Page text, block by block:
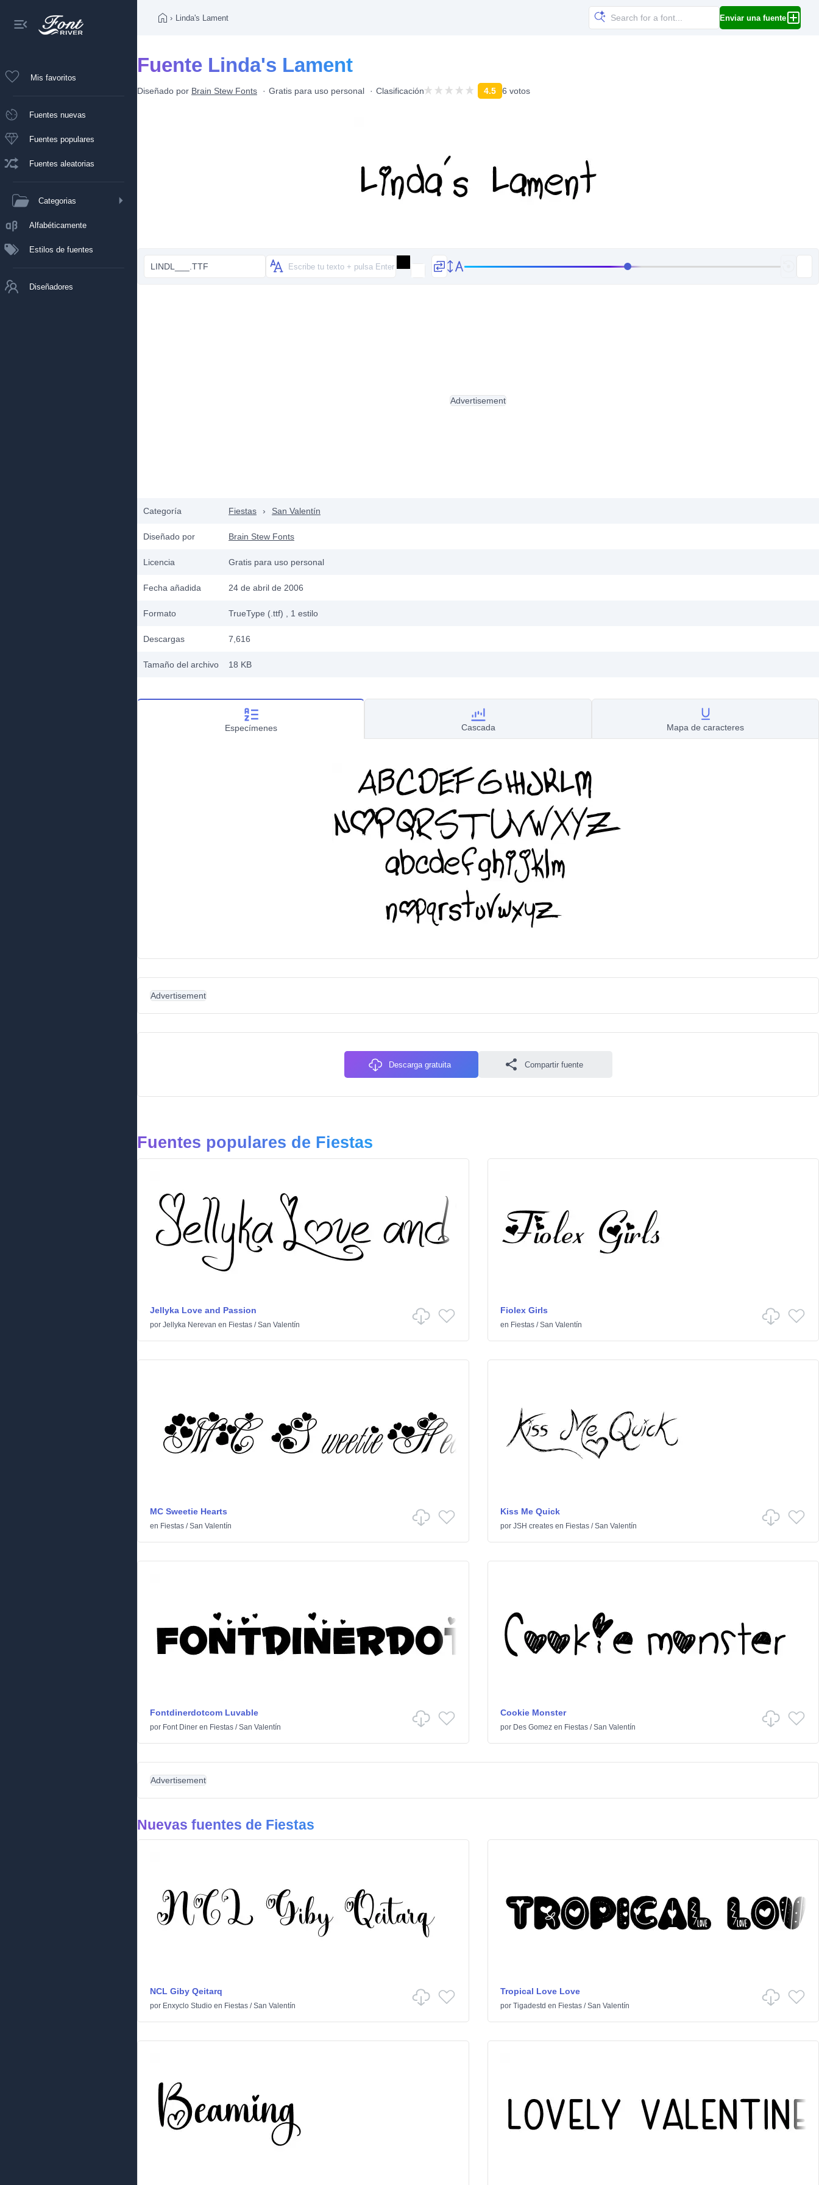
Mis favoritos
Fuentes nuevas
Fuentes populares
Fuentes aleatorias
Categorias
Alfabéticamente
Estilos de fuentes
Diseñadores
› Linda's Lament Enviar una fuente
Fuente Linda's Lament
Diseñado por Brain Stew Fonts Gratis para uso personal Clasificación 4.5 6 votos
LINDL___.TTF
Categoría Fiestas › San Valentín
Diseñado por Brain Stew Fonts
Licencia Gratis para uso personal
Fecha añadida 24 de abril de 2006
Formato TrueType (.ttf) , 1 estilo
Descargas 7,616
Tamaño del archivo 18 KB
Advertisement
Especímenes Cascada Mapa de caracteres
Advertisement
Descarga gratuita Compartir fuente
Fuentes populares de Fiestas
Jellyka Love and Passion
por Jellyka Nerevan en Fiestas /San Valentín
Fiolex Girls
en Fiestas/San Valentín
MC Sweetie Hearts
en Fiestas /San Valentín
Kiss Me Quick
por JSH createsen Fiestas/San Valentín
Fontdinerdotcom Luvable
por Font Diner en Fiestas /San Valentín
Cookie Monster
por Des Gomezen Fiestas/San Valentín
Advertisement
Nuevas fuentes de Fiestas
NCL Giby Qeitarq
por Enxyclo Studio en Fiestas /San Valentín
Tropical Love Love
por Tigadestd en Fiestas/San Valentín